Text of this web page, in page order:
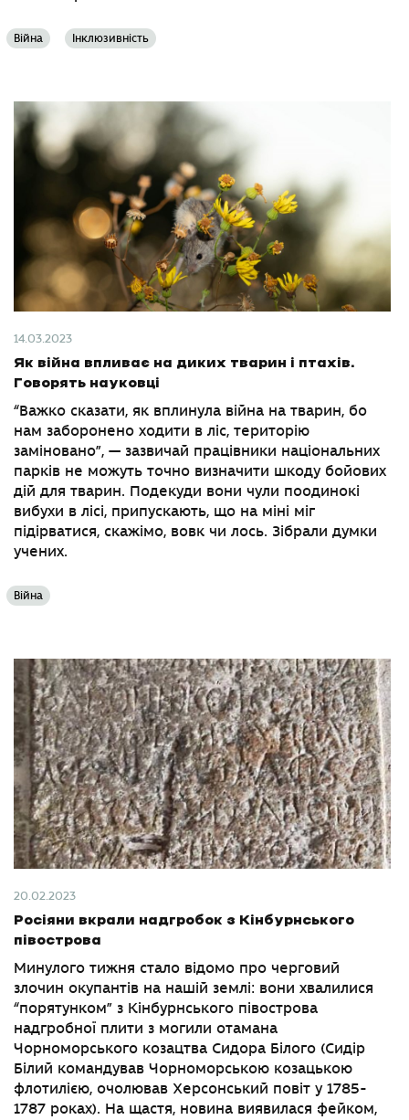
Війна Інклюзивність
14.03.2023
Як війна впливає на диких тварин і птахів.
Говорять науковці
“Важко сказати, як вплинула війна на тварин, бо
нам заборонено ходити в ліс, територію
заміновано”, — зазвичай працівники національних
парків не можуть точно визначити шкоду бойових
дій для тварин. Подекуди вони чули поодинокі
вибухи в лісі, припускають, що на міні міг
підірватися, скажімо, вовк чи лось. Зібрали думки
учених.
Війна
20.02.2023
Росіяни вкрали надгробок з Кінбурнського
півострова
Минулого тижня стало відомо про черговий
злочин окупантів на нашій землі: вони хвалилися
“порятунком” з Кінбурнського півострова
надгробної плити з могили отамана
Чорноморського козацтва Сидора Білого (Сидір
Білий командував Чорноморською козацькою
флотилією, очолював Херсонський повіт у 1785-
1787 роках). На щастя, новина виявилася фейком,